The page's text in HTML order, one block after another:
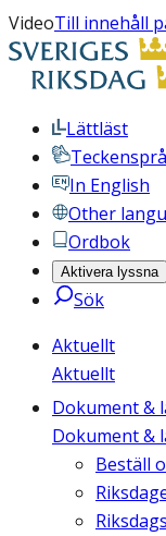
VideoTill innehåll
Lättläst
In English
Other
Ordbok
Aktivera lyssna
Sök
Aktuellt
Aktuellt
Dokument &
Dokument &
Beställ